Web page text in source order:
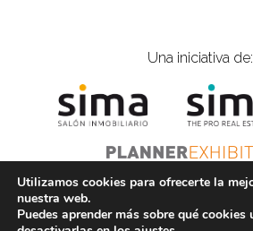
Una iniciativa de:
© 2020 Inmobiliarios Solidarios |
Utilizamos cookies para ofrecerte la
nuestra web.
Puedes aprender más sobre qué